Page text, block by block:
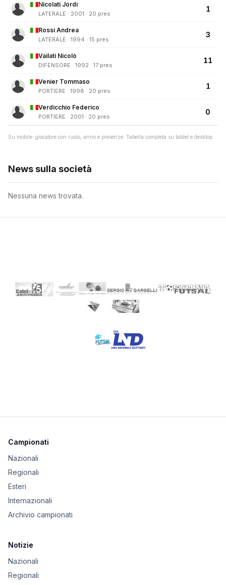
Nicolati Jordi
LATERALE · 2001 · 20 pres
1
Rossi Andrea
LATERALE · 1994 · 15 pres
3
Vailati Nicolò
DIFENSORE · 1992 · 17 pres
11
Venier Tommaso
PORTIERE · 1998 · 20 pres
1
Verdicchio Federico
PORTIERE · 2001 · 20 pres
0
Su mobile: giocatore con ruolo, anno e presenze. Tabella completa su tablet e desktop.
News sulla società
Nessuna news trovata.
Campionati
Nazionali
Regionali
Esteri
Internazionali
Archivio campionati
Notizie
Nazionali
Regionali